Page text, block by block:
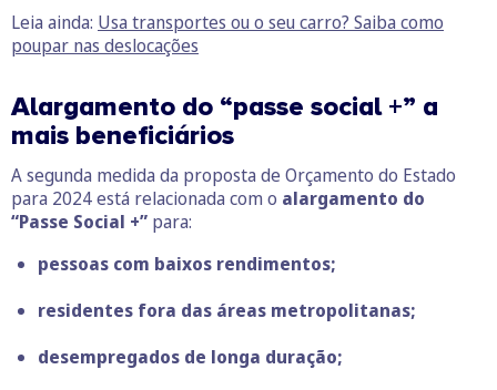
Leia ainda: Usa transportes ou o seu carro? Saiba como
poupar nas deslocações
Alargamento do “passe social +” a
mais beneficiários
A segunda medida da proposta de Orçamento do Estado
para 2024 está relacionada com o alargamento do
“Passe Social +” para:
pessoas com baixos rendimentos;
residentes fora das áreas metropolitanas;
desempregados de longa duração;